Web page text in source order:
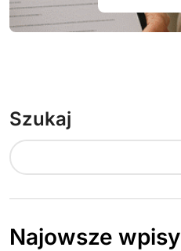
Szukaj
Najowsze wpisy